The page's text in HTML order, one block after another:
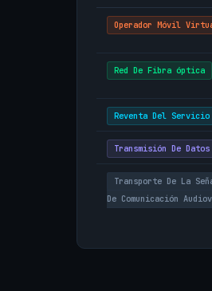
Operador Móvil
Red De Fibra óptica
Reventa Del
Transmisión De Datos
Transporte De La
De Comunicación